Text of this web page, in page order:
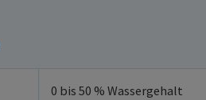
0 bis 50 % Wassergehalt